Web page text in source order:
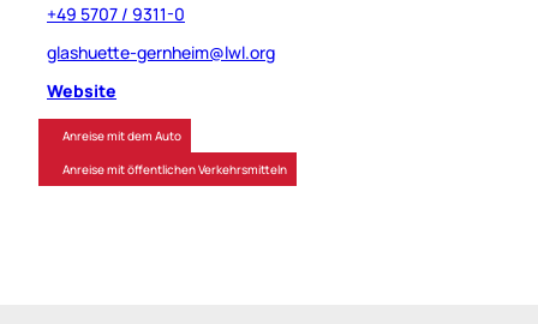
+49 5707 / 9311-0
glashuette-gernheim@lwl.org
Website
Anreise mit dem Auto
Anreise mit öffentlichen Verkehrsmitteln